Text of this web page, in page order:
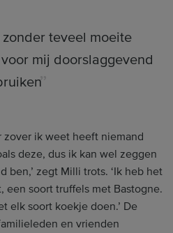
teveel moeite
mij doorslaggevend
zover ik weet heeft niemand
deze, dus ik kan wel zeggen
ben,’ zegt Milli trots. ‘Ik heb het
een soort truffels met Bastogne.
elk soort koekje doen.’ De
en vrienden